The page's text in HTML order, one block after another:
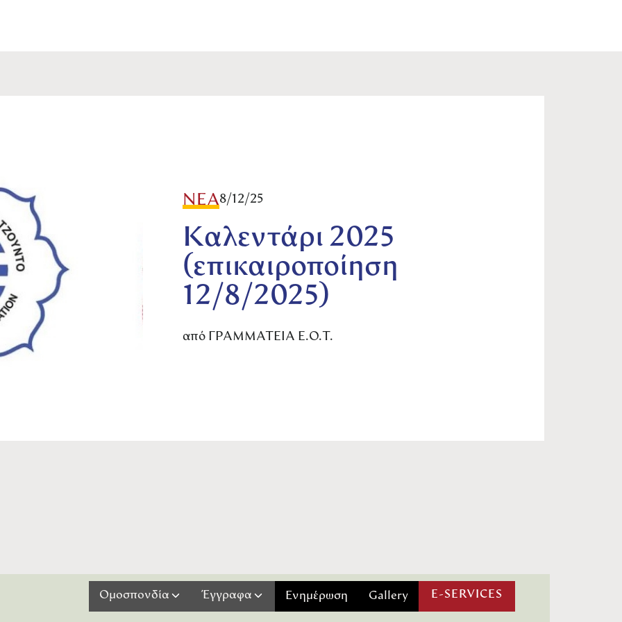
ΝΕΑ8/12/25
Καλεντάρι 2025
(επικαιροποίηση
12/8/2025)
από ΓΡΑΜΜΑΤΕΙΑ Ε.Ο.Τ.
Ομοσπονδία Έγγραφα Ενημέρωση Gallery E-SERVICES